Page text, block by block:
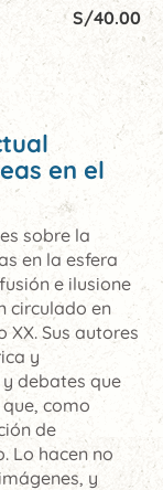
S/40.00
en el
sobre la
en la esfera
e ilusione
circulado en
Sus autores
y
debates que
como
de
Lo hacen no
y